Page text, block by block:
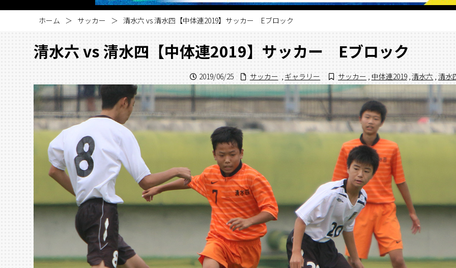
ホーム サッカー 清水六 vs 清水四【中体連2019】サッカー Eブロック
清水六 vs 清水四【中体連2019】サッカー Eブロック
2019/06/25 サッカー , ギャラリー サッカー , 中体連2019 ,清水六 , 清水